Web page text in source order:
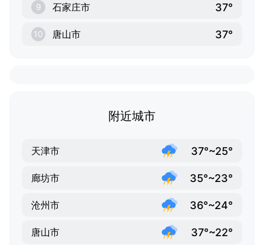
9 石家庄市 37°
10 唐山市 37°
附近城市
天津市 37°~25°
廊坊市 35°~23°
沧州市 36°~24°
唐山市 37°~22°